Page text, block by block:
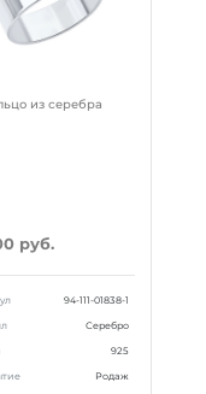
из серебра
руб.
94-111-01838-1
Серебро
925
Родаж